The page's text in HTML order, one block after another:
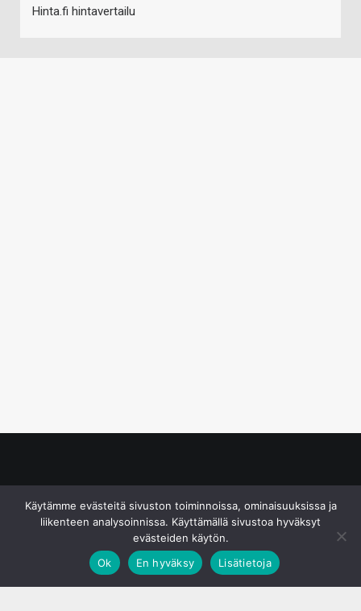
Hinta.fi hintavertailu
Käytämme evästeitä sivuston toiminnoissa, ominaisuuksissa ja
liikenteen analysoinnissa. Käyttämällä sivustoa hyväksyt
evästeiden käytön.
Ok
En hyväksy Lisätietoja